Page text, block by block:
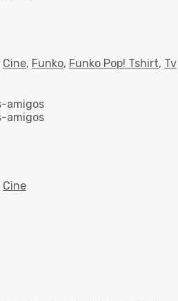
Cine, Funko, Funko Pop! Tshirt, Tv
Cine